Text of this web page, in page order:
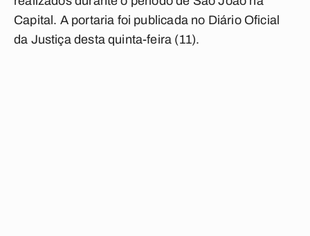
Capital. A portaria foi publicada no Diário Oficial
da Justiça desta quinta-feira (11).